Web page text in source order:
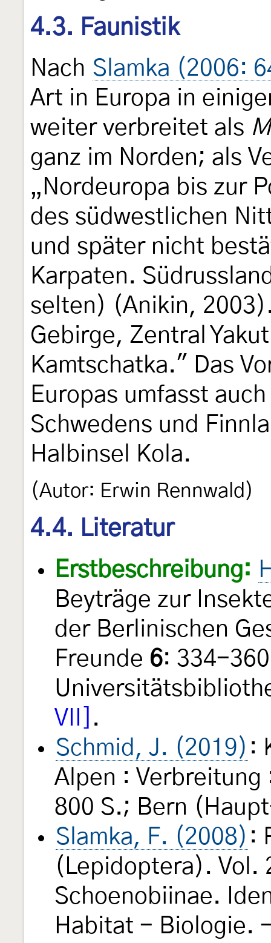
4.3. Faunistik
Nach Slamka (2006:
Art in Europa in
weiter verbreitet als
ganz im Norden; als
„Nordeuropa bis zur
des südwestlichen
und später nicht
Karpaten.
selten) (Anikin,
Gebirge, Zentral
Kamtschatka." Das
Europas umfasst
Schwedens und
Halbinsel Kola.
(Autor: Erwin Rennwald)
4.4. Literatur
Erstbeschreibung:
Beyträge zur
der Berlinischen
Freunde 6: 334-
VII]
.
Schmid, J. (2019) :
Alpen :
800 S.; Bern
Slamka, F. (2008) :
(Lepidoptera). Vol.
Schoenobiinae.
Habitat - Biologie.